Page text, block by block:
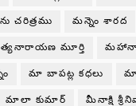
చరిత్రము మన్నెం శారద
మూర్తి
మా బాపట్ల కధలు
మాలా కుమార్ మీనాక్షి